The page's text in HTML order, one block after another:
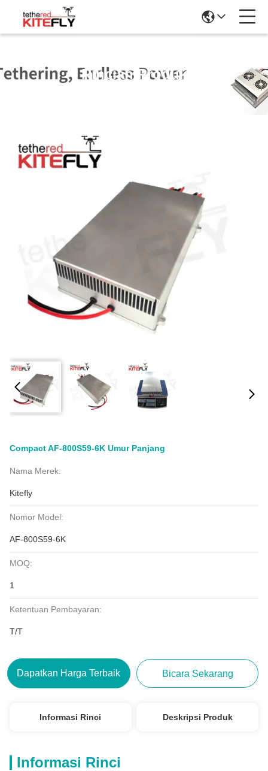
Rincian Produk
Compact AF-800S59-6K Umur Panjang
Nama Merek:
Kitefly
Nomor Model:
AF-800S59-6K
MOQ:
1
Ketentuan Pembayaran:
T/T
Dapatkan Harga Terbaik Bicara Sekarang
Informasi Rinci Deskripsi Produk
Informasi Rinci